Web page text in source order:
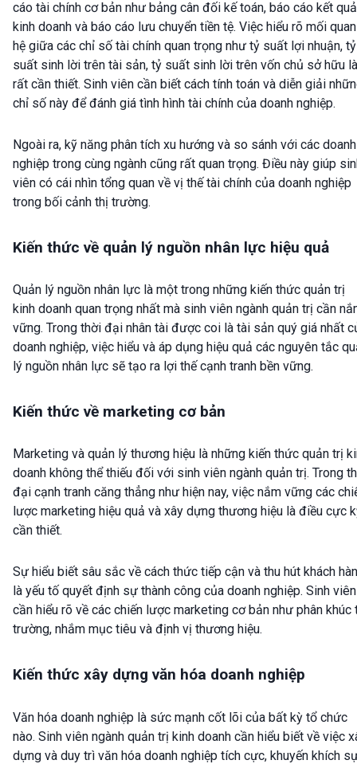
cáo tài chính cơ bản như bảng cân đối kế toán, báo cáo kết quả
kinh doanh và báo cáo lưu chuyển tiền tệ. Việc hiểu rõ mối quan
hệ giữa các chỉ số tài chính quan trọng như tỷ suất lợi nhuận, tỷ
suất sinh lời trên tài sản, tỷ suất sinh lời trên vốn chủ sở hữu là
rất cần thiết. Sinh viên cần biết cách tính toán và diễn giải
chỉ số này để đánh giá tình hình tài chính của doanh nghiệp.
Ngoài ra, kỹ năng phân tích xu hướng và so sánh với các doanh
nghiệp trong cùng ngành cũng rất quan trọng. Điều này giúp
viên có cái nhìn tổng quan về vị thế tài chính của doanh nghiệp
trong bối cảnh thị trường.
Kiến thức về quản lý nguồn nhân lực hiệu quả
Quản lý nguồn nhân lực là một trong những kiến thức quản trị
kinh doanh quan trọng nhất mà sinh viên ngành quản trị cần
vững. Trong thời đại nhân tài được coi là tài sản quý giá nhất
doanh nghiệp, việc hiểu và áp dụng hiệu quả các nguyên tắc
lý nguồn nhân lực sẽ tạo ra lợi thế cạnh tranh bền vững.
Kiến thức về marketing cơ bản
Marketing và quản lý thương hiệu là những kiến thức quản trị
doanh không thể thiếu đối với sinh viên ngành quản trị. Trong
đại cạnh tranh căng thẳng như hiện nay, việc nắm vững các
lược marketing hiệu quả và xây dựng thương hiệu là điều cực
cần thiết.
Sự hiểu biết sâu sắc về cách thức tiếp cận và thu hút khách
là yếu tố quyết định sự thành công của doanh nghiệp. Sinh viên
cần hiểu rõ về các chiến lược marketing cơ bản như phân khúc
trường, nhắm mục tiêu và định vị thương hiệu.
Kiến thức xây dựng văn hóa doanh nghiệp
Văn hóa doanh nghiệp là sức mạnh cốt lõi của bất kỳ tổ chức
nào. Sinh viên ngành quản trị kinh doanh cần hiểu biết về việc
dựng và duy trì văn hóa doanh nghiệp tích cực, khuyến khích